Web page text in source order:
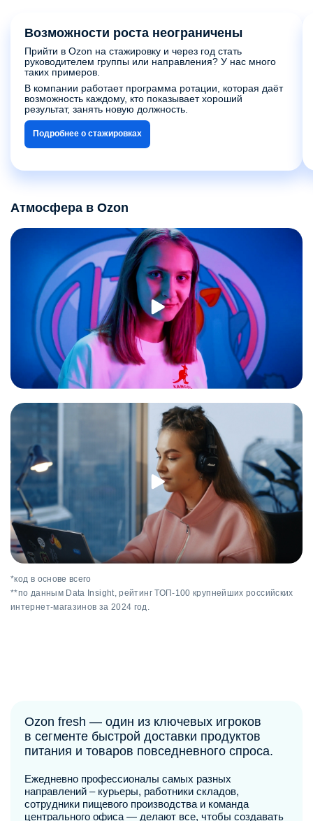
Возможности роста неограничены
Прийти в Ozon на стажировку и через год стать
руководителем группы или направления? У нас много
таких примеров.
В компании работает программа ротации, которая даёт
возможность каждому, кто показывает хороший
результат, занять новую должность.
Подробнее о стажировках
Атмосфера в Ozon
*код в основе всего
**по данным Data Insight, рейтинг ТОП-100 крупнейших российских
интернет-магазинов за 2024 год.
Ozon fresh — один из ключевых игроков
в сегменте быстрой доставки продуктов
питания и товаров повседневного спроса.
Ежедневно профессионалы самых разных
направлений ‒ курьеры, работники складов,
сотрудники пищевого производства и команда
центрального офиса — делают все, чтобы создавать